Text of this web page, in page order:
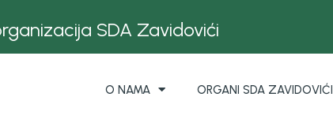
SDA Zavidovići
O NAMA ORGANI SDA ZAVIDOVIĆI